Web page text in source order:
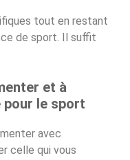
tout en restant
de sport. Il suffit
et à
le sport
avec
celle qui vous